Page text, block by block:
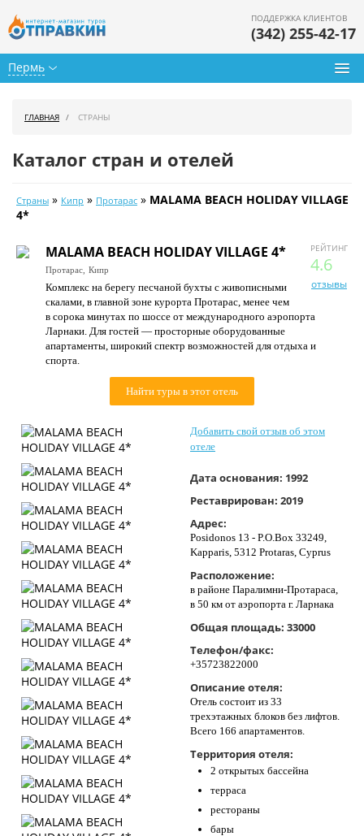
Пермь
ПОДДЕРЖКА КЛИЕНТОВ
(342) 255-42-17
Календарь туров
Цены дня
Страны
Как купить
О нас
ГЛАВНАЯ СТРАНЫ
Каталог стран и отелей
Страны » Кипр » Протарас » MALAMA BEACH HOLIDAY VILLAGE
4*
РЕЙТИНГ
4.6
отзывы
MALAMA BEACH HOLIDAY VILLAGE 4*
Протарас, Кипр
Комплекс на берегу песчаной бухты с живописными
скалами, в главной зоне курорта Протарас, менее чем
в сорока минутах по шоссе от международного аэропорта
Ларнаки. Для гостей — просторные оборудованные
апартаменты, широкий спектр возможностей для отдыха и
спорта.
Найти туры в этот отель
Добавить свой отзыв об этом
отеле
Дата основания: 1992
Реставрирован: 2019
Адрес:
Posidonos 13 - P.O.Box 33249,
Kapparis, 5312 Protaras, Cyprus
Расположение:
в районе Паралимни-Протараса,
в 50 км от аэропорта г. Ларнака
Общая площадь: 33000
Телефон/факс:
+35723822000
Описание отеля:
Отель состоит из 33
трехэтажных блоков без лифтов.
Всего 166 апартаментов.
Территория отеля:
2 открытых бассейна
терраса
рестораны
бары